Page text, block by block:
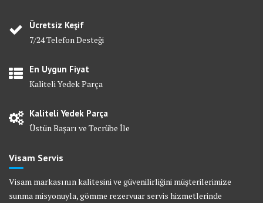
Ücretsiz Keşif
7/24 Telefon Desteği
En Uygun Fiyat
Kaliteli Yedek Parça
Kaliteli Yedek Parça
Üstün Başarı ve Tecrübe İle
Visam Servis
Visam markasının kalitesini ve güvenilirliğini müşterilerimize
sunma misyonuyla, gömme rezervuar servis hizmetlerinde